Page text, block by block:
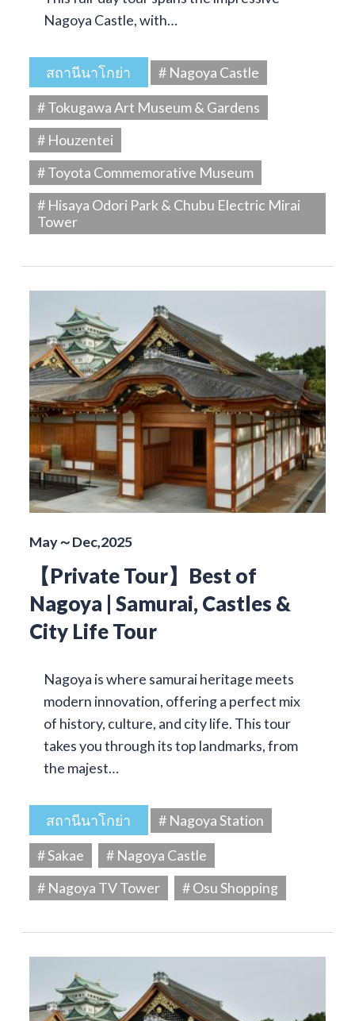
Nagoya Castle, with…
สถานีนาโกย่า
# Nagoya Castle
# Tokugawa Art Museum & Gardens
# Houzentei
# Toyota Commemorative Museum
# Hisaya Odori Park & Chubu Electric Mirai
Tower
May～Dec,2025
【Private Tour】Best of
Nagoya | Samurai, Castles &
City Life Tour
Nagoya is where samurai heritage meets
modern innovation, offering a perfect mix
of history, culture, and city life. This tour
takes you through its top landmarks, from
the majest…
สถานีนาโกย่า
# Nagoya Station
# Sakae
# Nagoya Castle
# Nagoya TV Tower
# Osu Shopping